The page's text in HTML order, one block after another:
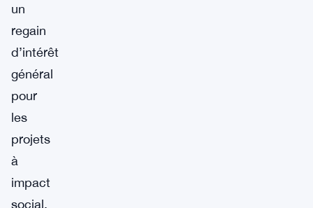
un
regain
d’intérêt
général
pour
les
projets
à
impact
social.